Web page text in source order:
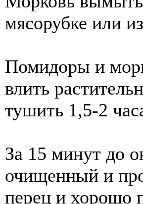
мясорубке или
Помидоры и
влить
тушить 1,5-2
За 15 минут до
очищенный и
перец и хорошо